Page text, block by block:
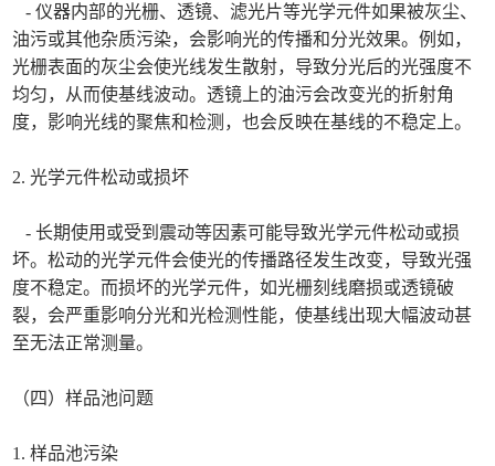
- 仪器内部的光栅、透镜、滤光片等光学元件如果被灰尘、
油污或其他杂质污染，会影响光的传播和分光效果。例如，
光栅表面的灰尘会使光线发生散射，导致分光后的光强度不
均匀，从而使基线波动。透镜上的油污会改变光的折射角
度，影响光线的聚焦和检测，也会反映在基线的不稳定上。
2. 光学元件松动或损坏
- 长期使用或受到震动等因素可能导致光学元件松动或损
坏。松动的光学元件会使光的传播路径发生改变，导致光强
度不稳定。而损坏的光学元件，如光栅刻线磨损或透镜破
裂，会严重影响分光和光检测性能，使基线出现大幅波动甚
至无法正常测量。
（四）样品池问题
1. 样品池污染